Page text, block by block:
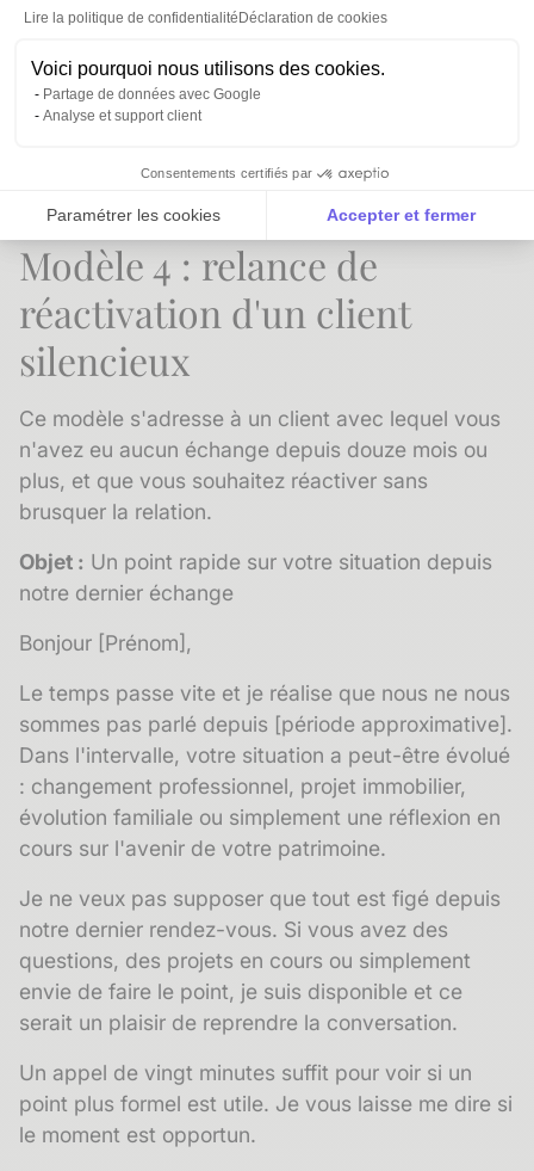
Lire la politique de confidentialité Déclaration de cookies
Voici pourquoi nous utilisons des cookies.
Partage de données avec Google
Analyse et support client
Consentements certifiés par
Paramétrer les cookies Accepter et fermer
Axeptio consent
Plateforme de Gestion du Consentement :
Notre plateforme vous permet d'adapter et de gérer
de date] ? Je reste flexible.
Bien à vous,
[Prénom Nom]
Modèle 4 : relance de
réactivation d'un client
silencieux
Ce modèle s'adresse à un client avec lequel vous
n'avez eu aucun échange depuis douze mois ou
plus, et que vous souhaitez réactiver sans
brusquer la relation.
Objet : Un point rapide sur votre situation depuis
notre dernier échange
Bonjour [Prénom],
Le temps passe vite et je réalise que nous ne nous
sommes pas parlé depuis [période approximative].
Dans l'intervalle, votre situation a peut-être évolué
: changement professionnel, projet immobilier,
évolution familiale ou simplement une réflexion en
cours sur l'avenir de votre patrimoine.
Je ne veux pas supposer que tout est figé depuis
notre dernier rendez-vous. Si vous avez des
questions, des projets en cours ou simplement
envie de faire le point, je suis disponible et ce
serait un plaisir de reprendre la conversation.
Un appel de vingt minutes suffit pour voir si un
point plus formel est utile. Je vous laisse me dire si
le moment est opportun.